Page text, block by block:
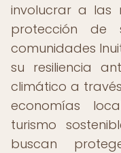
involucrar a las
protección de
comunidades
su resiliencia
climático a
economías
turismo
buscan